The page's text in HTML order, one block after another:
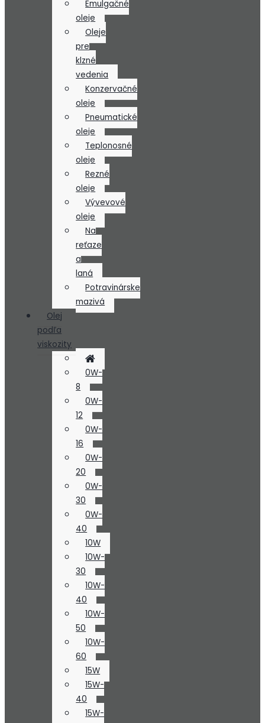
Emulgačné
oleje
Oleje
pre
klzné
vedenia
Konzervačné
oleje
Pneumatické
oleje
Teplonosné
oleje
Rezné
oleje
Vývevové
oleje
Na
reťaze
a
laná
Potravinárske
mazivá
Olej
podľa
viskozity
0W-
8
0W-
12
0W-
16
0W-
20
0W-
30
0W-
40
10W
10W-
30
10W-
40
10W-
50
10W-
60
15W
15W-
40
15W-